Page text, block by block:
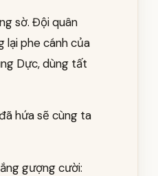
sờ. Đội quân
lại phe cánh của
Dực, dùng tất
hứa sẽ cùng ta
gượng cười: